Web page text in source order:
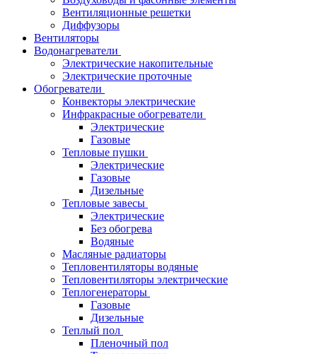
Вентиляционные решетки
Диффузоры
Вентиляторы
Водонагреватели
Электрические накопительные
Электрические проточные
Обогреватели
Конвекторы электрические
Инфракрасные обогреватели
Электрические
Газовые
Тепловые пушки
Электрические
Газовые
Дизельные
Тепловые завесы
Электрические
Без обогрева
Водяные
Масляные радиаторы
Тепловентиляторы водяные
Тепловентиляторы электрические
Теплогенераторы
Газовые
Дизельные
Теплый пол
Пленочный пол